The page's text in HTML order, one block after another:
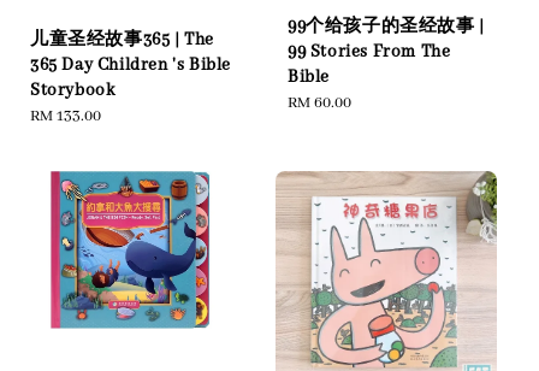
儿童圣经故事365 | The
365 Day Children 's Bible
Storybook
Regular
RM 133.00
99个给孩子的圣经故事 |
99 Stories From The
Bible
Regular
RM 60.00